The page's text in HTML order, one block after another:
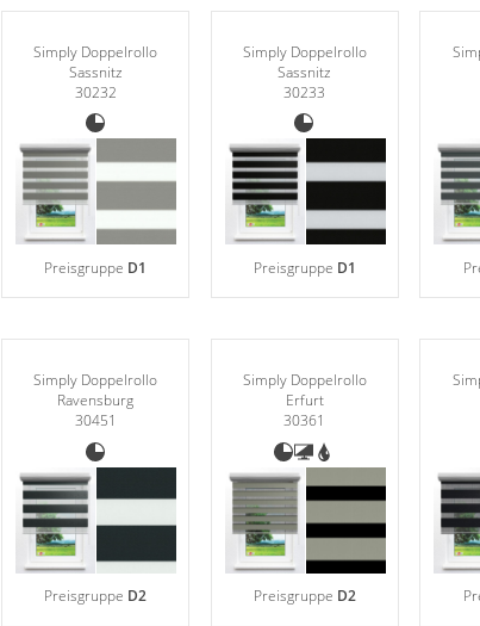
Simply Doppelrollo
Sassnitz
30232
Preisgruppe D1
Simply Doppelrollo
Sassnitz
30233
Preisgruppe D1
Simply Doppelrollo
Ravensburg
30451
Preisgruppe D2
Simply Doppelrollo
Erfurt
30361
Preisgruppe D2